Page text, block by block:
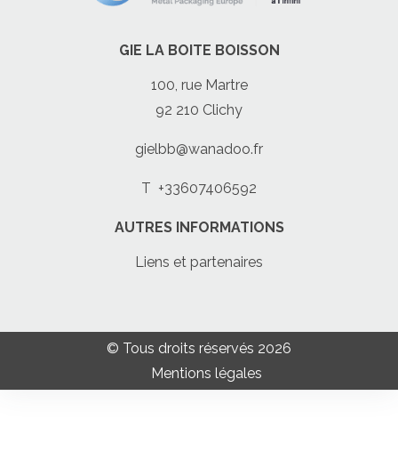
GIE LA BOITE BOISSON
100, rue Martre
92 210 Clichy
gielbb@wanadoo.fr
T +33607406592
AUTRES INFORMATIONS
Liens et partenaires
© Tous droits réservés 2026
Mentions légales